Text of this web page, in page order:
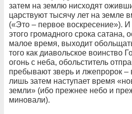
затем на землю нисходят
царствуют тысячу лет на земле
(«Это – первое воскресение»).
этого громадного срока сатана,
малое время, выходит
того как диавольское воинство
огонь с неба, обольститель
пребывают зверь и лжепророк –
лишь затем наступает время
земли» (ибо прежнее небо и
миновали).